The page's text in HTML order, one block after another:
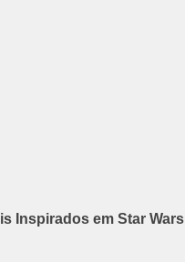
Inspirados em Star Wars